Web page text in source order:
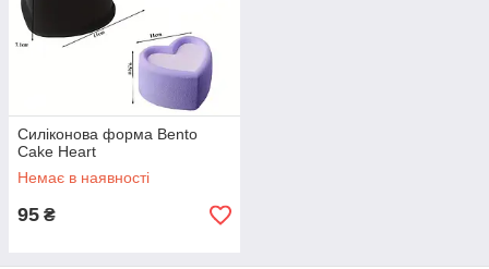
Силіконова форма Bento
Cake Heart
Немає в наявності
95 ₴